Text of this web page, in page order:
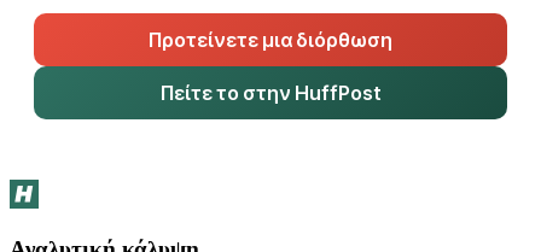
Προτείνετε μια διόρθωση
Πείτε το στην HuffPost